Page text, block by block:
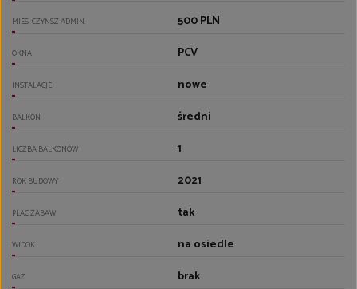
MIES. CZYNSZ ADMIN. 500 PLN
OKNA PCV
INSTALACJE nowe
BALKON średni
LICZBA BALKONÓW 1
ROK BUDOWY 2021
PLAC ZABAW tak
WIDOK na osiedle
GAZ brak